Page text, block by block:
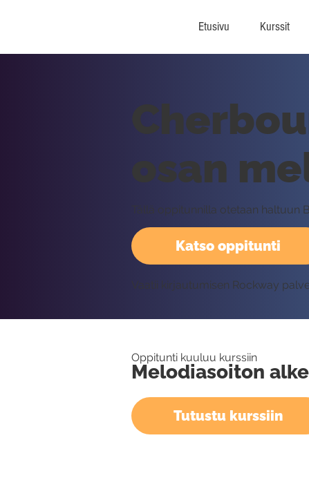
Etusivu Kurssit
Katso oppitunti
osan
Tällä oppitunnilla otetaan
Vaatii kirjautumisen Rockway
Oppitunti kuuluu kurssiin
Melodiasoiton
Tutustu kurssiin